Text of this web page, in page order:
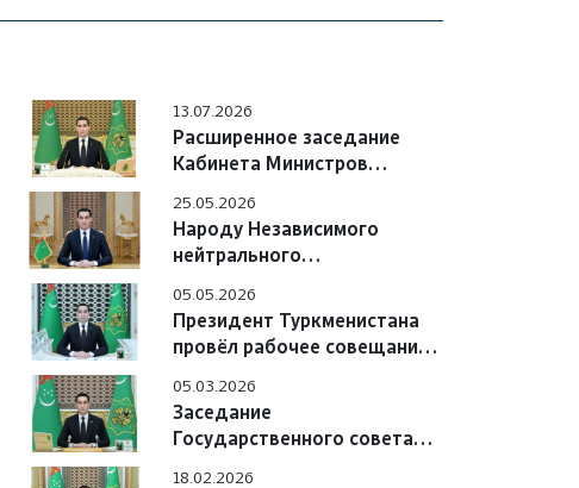
13.07.2026
Расширенное заседание
Кабинета Министров
25.05.2026
Народу Независимого
нейтрального
05.05.2026
Президент Туркменистана
провёл рабочее совещание
05.03.2026
Заседание
Государственного совета
18.02.2026